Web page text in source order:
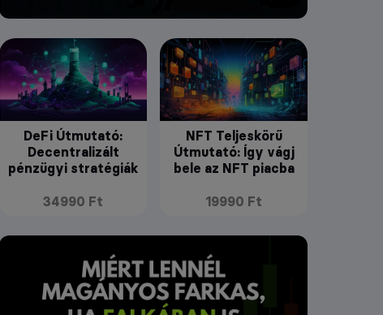
DeFi Útmutató:
Decentralizált
pénzügyi stratégiák
34990 Ft
NFT Teljeskörű
Útmutató: Így vágj
bele az NFT piacba
19990 Ft